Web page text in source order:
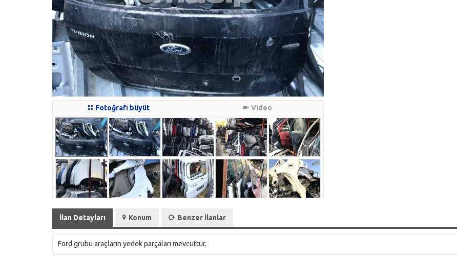
Fotoğrafı büyüt Video
İlan Detayları Konum Benzer İlanlar
Ford grubu araçların yedek parçaları mevcuttur.